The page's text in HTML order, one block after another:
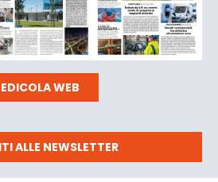
EDICOLA WEB
ALLE NEWSLETTER